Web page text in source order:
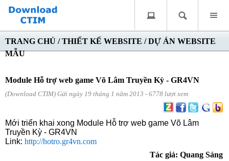
TRANG CHỦ /THIẾT KẾ WEBSITE /DỰ ÁN WEBSITE
MẪU
Module Hỗ trợ web game Võ Lâm Truyền Kỳ - GR4VN
(Download CTIM) Gửi ngày 19 tháng 1 năm 2013 - 6778 lượt xem
Mới triển khai xong Module Hỗ trợ web game Võ Lâm
Truyền Kỳ - GR4VN
Link: http://hotro.gr4vn.com
Tác giả: Quang Sáng